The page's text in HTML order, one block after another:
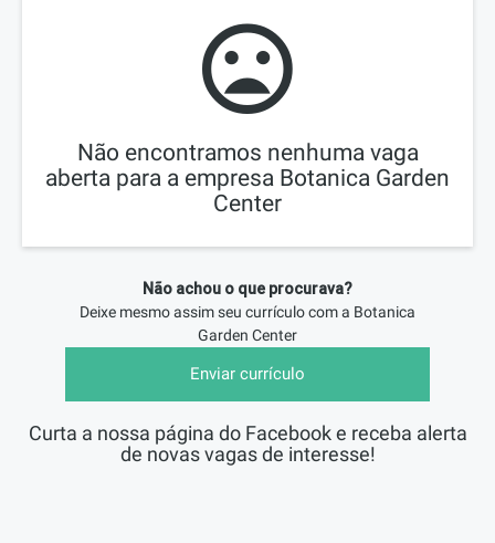
Não encontramos nenhuma vaga
aberta para a empresa Botanica Garden
Center
Não achou o que procurava?
Deixe mesmo assim seu currículo com a Botanica
Garden Center
Enviar currículo
Curta a nossa página do Facebook e receba alerta
de novas vagas de interesse!